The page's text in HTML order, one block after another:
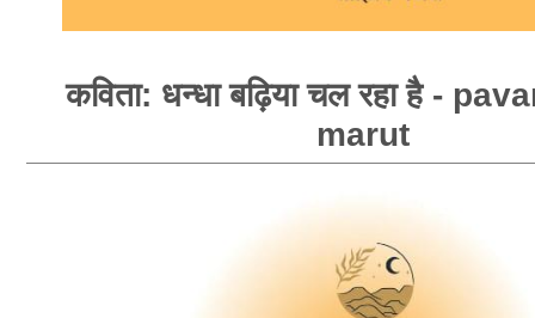
कविता: धन्धा बढ़िया चल रहा है -
marut